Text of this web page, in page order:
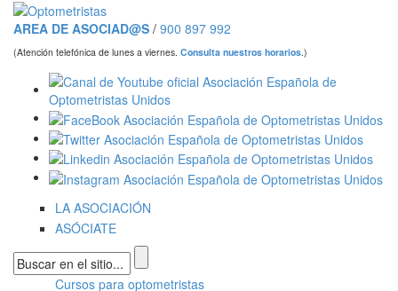
Pasar al contenido principal
AREA DE ASOCIAD@S / 900 897 992
(Atención telefónica de lunes a viernes. Consulta nuestros horarios.)
LA ASOCIACIÓN
ASÓCIATE
Formulario de búsqueda
Cursos para optometristas